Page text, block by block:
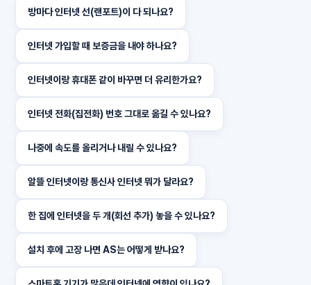
방마다 인터넷 선(랜포트)이 다 되나요?
인터넷 가입할 때 보증금을 내야 하나요?
인터넷이랑 휴대폰 같이 바꾸면 더 유리한가요?
인터넷 전화(집전화) 번호 그대로 옮길 수 있나요?
나중에 속도를 올리거나 내릴 수 있나요?
알뜰 인터넷이랑 통신사 인터넷 뭐가 달라요?
한 집에 인터넷을 두 개(회선 추가) 놓을 수 있나요?
설치 후에 고장 나면 AS는 어떻게 받나요?